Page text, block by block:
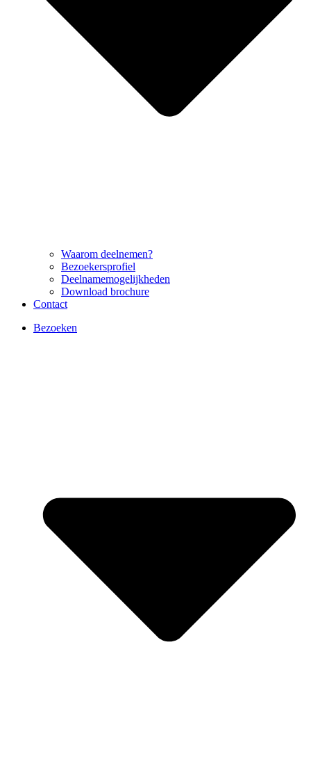
Waarom deelnemen?
Bezoekersprofiel
Deelnamemogelijkheden
Download brochure
Contact
Bezoeken